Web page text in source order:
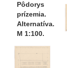
Pôdorys
prízemia.
Alternatíva.
M 1:100.